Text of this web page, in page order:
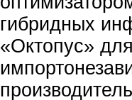
гибридных
«Октопус»